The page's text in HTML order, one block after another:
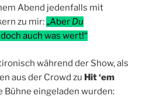
Abend jedenfalls mit
zu mir:„Aber Du
auch was wert!“
während der Show, als
aus der Crowd zu Hit ‘em
Bühne eingeladen wurden: